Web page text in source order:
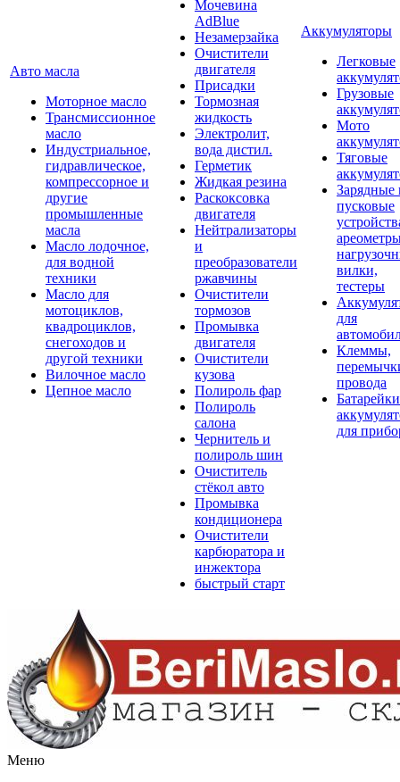
Авто масла
Моторное масло
Трансмиссионное
масло
Индустриальное,
гидравлическое,
компрессорное и
другие
промышленные
масла
Масло лодочное,
для водной
техники
Масло для
мотоциклов,
квадроциклов,
снегоходов и
другой техники
Вилочное масло
Цепное масло
Мочевина
AdBlue
Незамерзайка
Очистители
двигателя
Присадки
Тормозная
жидкость
Электролит,
вода дистил.
Герметик
Жидкая резина
Раскоксовка
двигателя
Нейтрализаторы
и
преобразователи
ржавчины
Очистители
тормозов
Промывка
двигателя
Очистители
кузова
Полироль фар
Полироль
салона
Чернитель и
полироль шин
Очиститель
стёкол авто
Промывка
кондиционера
Очистители
карбюратора и
инжектора
быстрый старт
Аккумуляторы
Легковые
Грузовые
Мото
Тяговые
Зарядные
пусковые
вилки,
тестеры
для
Клеммы,
провода
для
Меню